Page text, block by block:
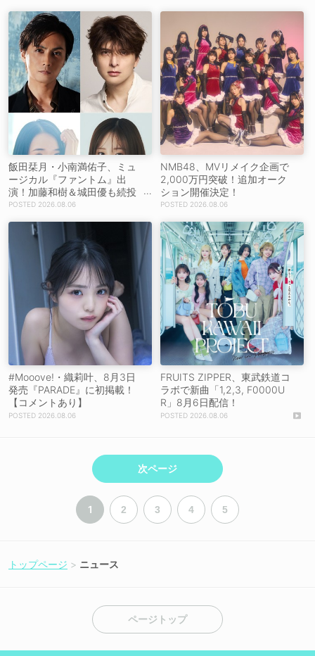
飯田栞月・小南満佑子、ミュ
ージカル『ファントム』出
演！加藤和樹＆城田優も続投
【コメントあり】
2026.08.06
NMB48、MVリメイク企画で
2,000万円突破！追加オーク
ション開催決定！
2026.08.06
#Mooove!・織莉叶、8月3日
発売『PARADE』に初掲載！
【コメントあり】
2026.08.06
FRUITS ZIPPER、東武鉄道コ
ラボで新曲「1,2,3, F0000U
R」8月6日配信！
2026.08.06
次ページ
1 2 3 4 5
トップページ ニュース
ページトップ